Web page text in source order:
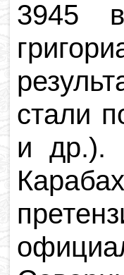
3945
стали
и др.).